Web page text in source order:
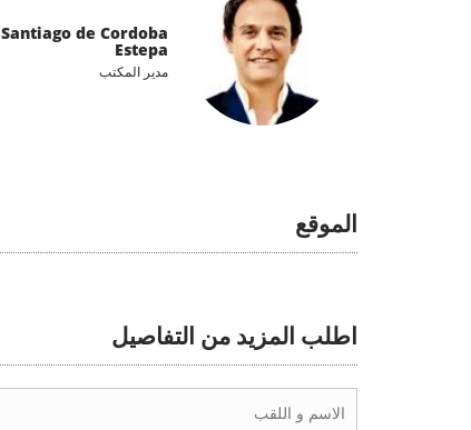
Santiago de Cordoba
Estepa
مدير المكتب
الموقع
اطلب المزيد من التفاصيل